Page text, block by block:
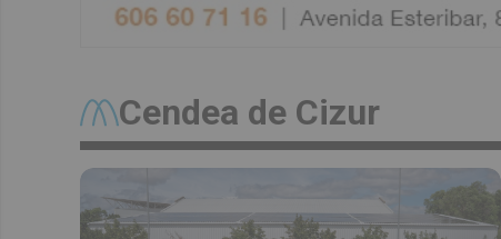
Cendea de Cizur